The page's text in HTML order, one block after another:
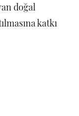
doğal
katkı